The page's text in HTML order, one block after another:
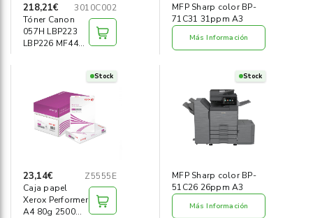
Seguridad ›
218,21€
3010C002
Tóner Canon
057H LBP223
LBP226 MF443
MFP Sharp color BP-
71C31 31ppm A3
Más Información
Stock
23,14€
Z5555E
Caja papel
Xerox Performer
A4 80g 2500
Stock
MFP Sharp color BP-
51C26 26ppm A3
Más Información